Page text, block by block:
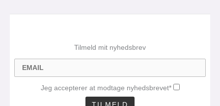
Tilmeld mit nyhedsbrev
Jeg accepterer at modtage nyhedsbrevet*